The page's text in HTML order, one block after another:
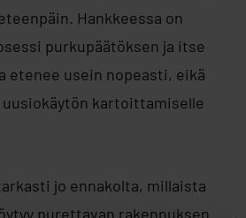
Hankkeessa on
purkupäätöksen ja itse
etenee usein nopeasti, eikä
uusiokäytön kartoittamiselle
jo ennakolta, millaista
purettavan rakennuksen